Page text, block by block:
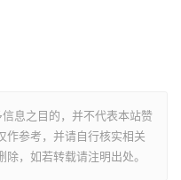
息之目的，并不代表本站赞
作参考，并请自行核实相关
，如若转载请注明出处。